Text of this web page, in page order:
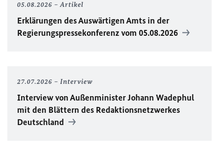
05.08.2026 Artikel
Erklärungen des Auswärtigen Amts in der
Regierungspressekonferenz vom 05.08.2026
27.07.2026 Interview
Interview von Außenminister Johann Wadephul
mit den Blättern des Redaktionsnetzwerkes
Deutschland